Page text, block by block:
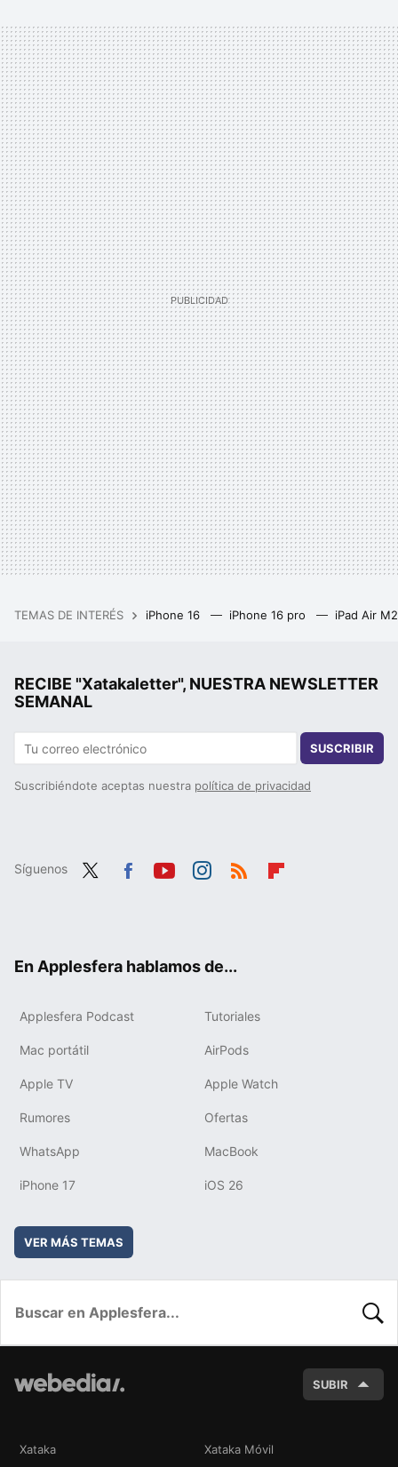
TEMAS DE INTERÉS iPhone 16 iPhone 16 pro iPad Air
RECIBE "Xatakaletter", NUESTRA NEWSLETTER
SEMANAL
SUSCRIBIR
Suscribiéndote aceptas nuestra política de privacidad
Síguenos
En Applesfera hablamos de...
Applesfera Podcast Tutoriales
Mac portátil AirPods
Apple TV Apple Watch
Rumores Ofertas
WhatsApp MacBook
iPhone 17 iOS 26
VER MÁS TEMAS
SUBIR
Xataka Xataka Móvil